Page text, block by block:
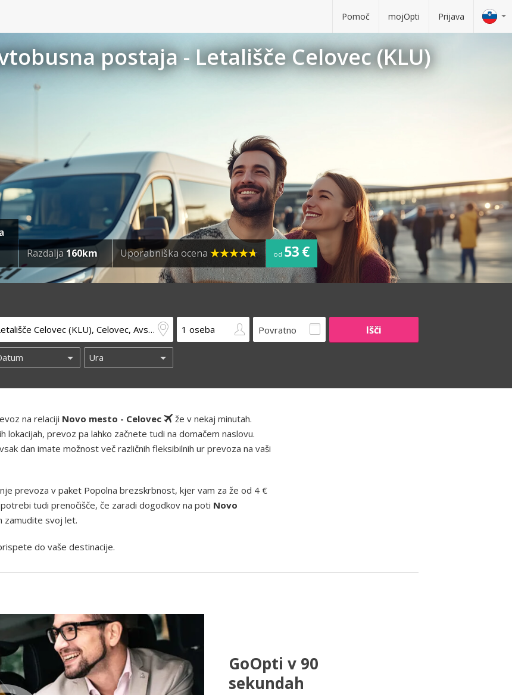
Pomoč mojOpti Prijava
postaja - Letališče Celovec (KLU)
Razdalja 160km Uporabniška ocena od 53 €
Povratno
na relaciji Novo mesto - Celovec
že v nekaj minutah.
lokacijah, prevoz pa lahko začnete tudi na domačem naslovu.
dan imate možnost več različnih fleksibilnih ur prevoza na vaši
prevoza v paket Popolna brezskrbnost, kjer vam za že od 4 €
tudi prenočišče, če zaradi dogodkov na poti Novo
zamudite svoj let.
do vaše destinacije.
GoOpti v 90
sekundah